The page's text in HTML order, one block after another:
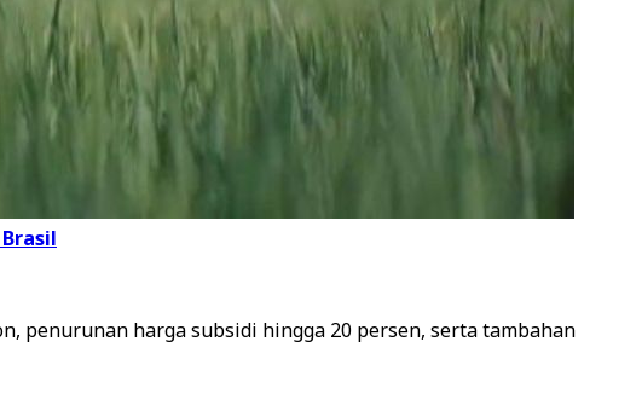
penurunan harga subsidi hingga 20 persen, serta tambahan